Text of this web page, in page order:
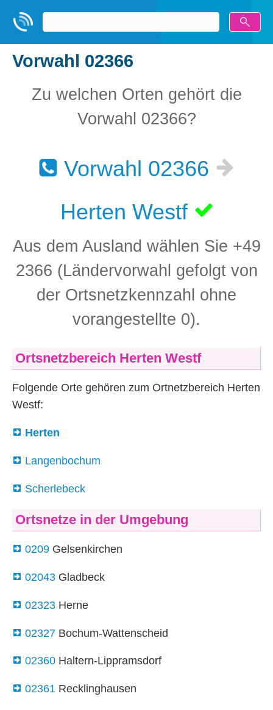
Vorwahl 02366
Zu welchen Orten gehört die
Vorwahl 02366?
Vorwahl 02366
Herten Westf
Aus dem Ausland wählen Sie +49
2366 (Ländervorwahl gefolgt von
der Ortsnetzkennzahl ohne
vorangestellte 0).
Ortsnetzbereich Herten Westf
Folgende Orte gehören zum Ortnetzbereich Herten
Westf:
Herten
Langenbochum
Scherlebeck
Ortsnetze in der Umgebung
0209 Gelsenkirchen
02043 Gladbeck
02323 Herne
02327 Bochum-Wattenscheid
02360 Haltern-Lippramsdorf
02361 Recklinghausen